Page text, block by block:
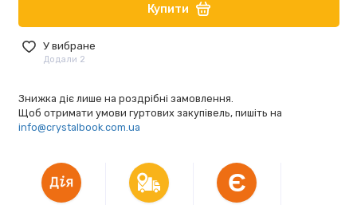
Купити
У вибране
Додали 2
Знижка діє лише на роздрібні замовлення.
Щоб отримати умови гуртових закупівель, пишіть на
info@crystalbook.com.ua
Є